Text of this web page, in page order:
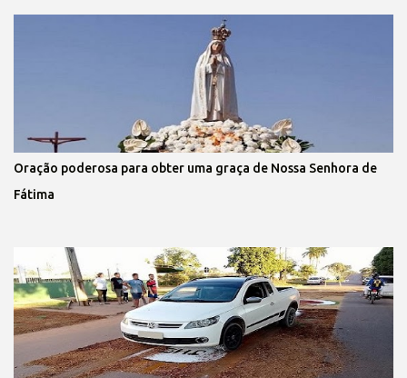
Oração poderosa para obter uma graça de Nossa Senhora de
Fátima